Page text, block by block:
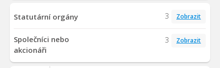
Statutární orgány 3 Zobrazit
Společníci nebo
akcionáři
3 Zobrazit